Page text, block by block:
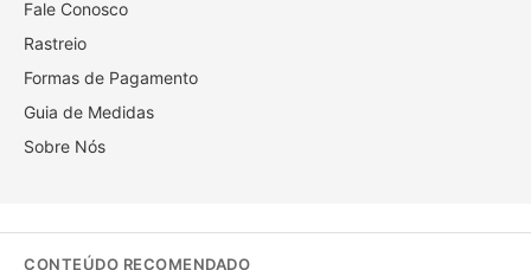
Fale Conosco
Rastreio
Formas de Pagamento
Guia de Medidas
Sobre Nós
CONTEÚDO RECOMENDADO